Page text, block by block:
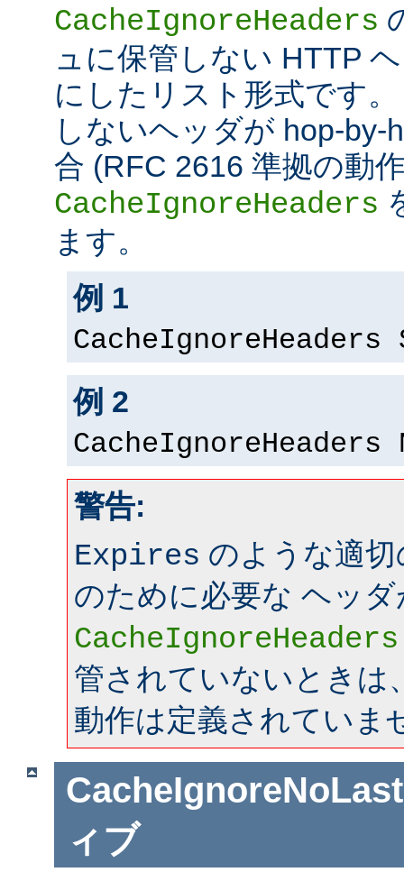
CacheIgnoreHeaders
ュに保管しない HTTP
にしたリスト形式です
しないヘッダが hop-by-
合 (RFC 2616 準拠の動
CacheIgnoreHeaders
ます。
例 1
CacheIgnoreHeaders
例 2
CacheIgnoreHeaders
警告:
Expires のような適
のために必要な ヘッダ
CacheIgnoreHeaders
管されていないときは
動作は定義されていま
ィブ